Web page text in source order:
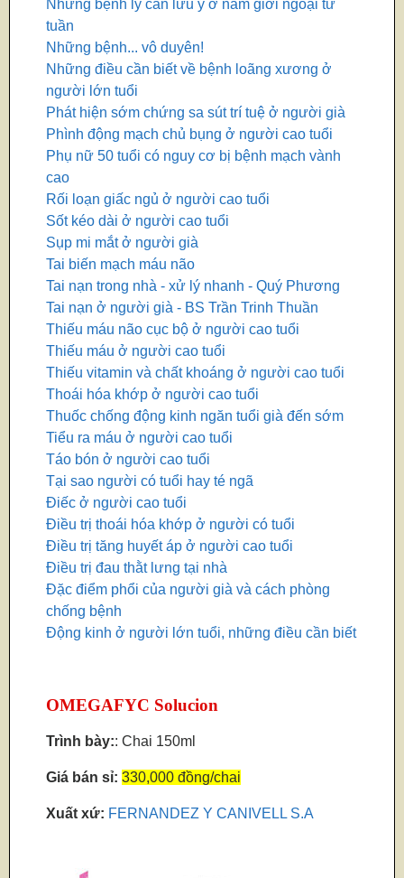
Những bệnh lý cần lưu ý ở nam giới ngoại tứ
tuần
Những bệnh... vô duyên!
Những điều cần biết về bệnh loãng xương ở
người lớn tuổi
Phát hiện sớm chứng sa sút trí tuệ ở người già
Phình động mạch chủ bụng ở người cao tuổi
Phụ nữ 50 tuổi có nguy cơ bị bệnh mạch vành
cao
Rối loạn giấc ngủ ở người cao tuổi
Sốt kéo dài ở người cao tuổi
Sụp mi mắt ở người già
Tai biến mạch máu não
Tai nạn trong nhà - xử lý nhanh - Quý Phương
Tai nạn ở người già - BS Trần Trinh Thuần
Thiếu máu não cục bộ ở người cao tuổi
Thiếu máu ở người cao tuổi
Thiếu vitamin và chất khoáng ở người cao tuổi
Thoái hóa khớp ở người cao tuổi
Thuốc chống động kinh ngăn tuổi già đến sớm
Tiểu ra máu ở người cao tuổi
Táo bón ở người cao tuổi
Tại sao người có tuổi hay té ngã
Điếc ở người cao tuổi
Điều trị thoái hóa khớp ở người có tuổi
Điều trị tăng huyết áp ở người cao tuổi
Điều trị đau thằt lưng tại nhà
Đặc điểm phổi của người già và cách phòng
chống bệnh
Động kinh ở người lớn tuổi, những điều cần biết
OMEGAFYC Solucion
Trình bày:: Chai 150ml
Giá bán sỉ: 330,000 đồng/chai
Xuất xứ: FERNANDEZ Y CANIVELL S.A